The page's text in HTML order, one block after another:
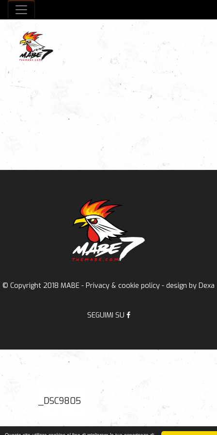
_DSC9805
© Copyright 2018 MABE - Privacy & cookie policy - design by Dexa
SEGUIMI SU